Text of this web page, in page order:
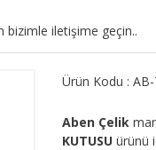
bizimle iletişime geçin..
Ürün Kodu :
Aben Çelik
KUTUSU ürünü